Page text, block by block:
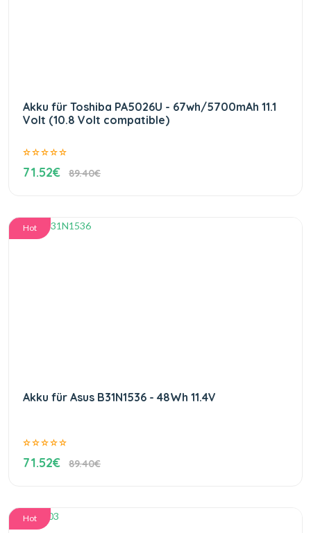
Akku für Toshiba PA5026U - 67wh/5700mAh 11.1
Volt (10.8 Volt compatible)
71.52€ 89.40€
Hot
Akku für Asus B31N1536 - 48Wh 11.4V
71.52€ 89.40€
Hot